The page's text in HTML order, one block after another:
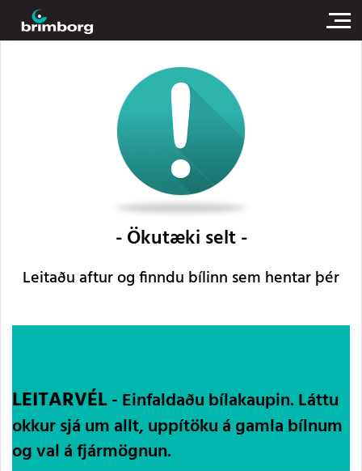
Ökutæki selt
Leitaðu aftur og finndu bílinn sem hentar þér
LEITARVÉL- Einfaldaðu bílakaupin. Láttu
okkur sjá um allt, uppítöku á gamla bílnum
og val á fjármögnun.